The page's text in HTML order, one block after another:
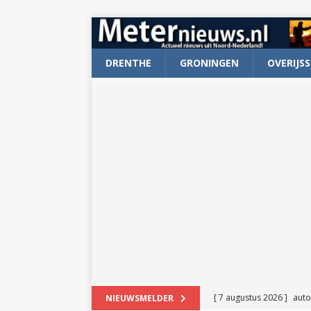
DRENTHE GRONINGEN
NIEUWSMELDER [ 7 augustus 2026 ]